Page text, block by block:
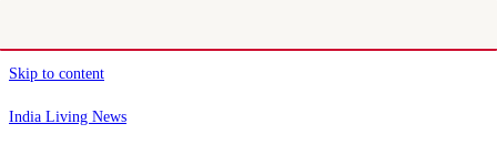
Skip to content
India Living News